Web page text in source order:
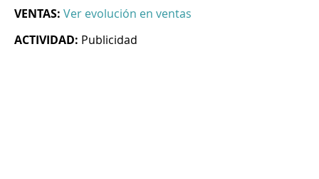
VENTAS: Ver evolución en ventas
ACTIVIDAD: Publicidad